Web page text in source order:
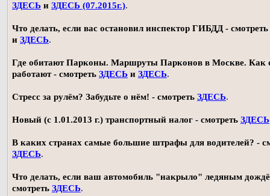
ЗДЕСЬ и ЗДЕСЬ (07.2015г.).
Что делать, если вас остановил инспектор ГИБДД - смотреть
и ЗДЕСЬ.
Где обитают Парконы. Маршруты Парконов в Москве. Как
работают - смотреть ЗДЕСЬ и ЗДЕСЬ.
Стресс за рулём? Забудьте о нём! - смотреть ЗДЕСЬ.
Новый (с 1.01.2013 г.) транспортный налог - смотреть ЗДЕСЬ
В каких странах самые большие штрафы для водителей? -
ЗДЕСЬ.
Что делать, если ваш автомобиль "накрыло" ледяным
смотреть ЗДЕСЬ.